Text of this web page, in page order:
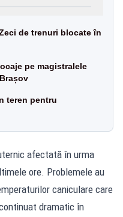
de trenuri blocate în
pe magistralele
teren pentru
afectată în urma
ore. Problemele au
caniculare care
dramatic în